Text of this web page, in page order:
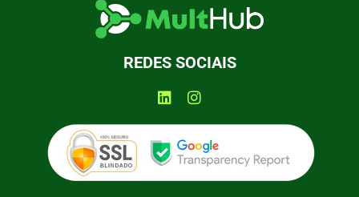
REDES SOCIAIS